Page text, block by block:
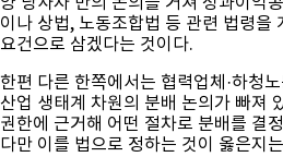
이나 상법, 노동조합법 등 관련 법령을
요건으로 삼겠다는 것이다.
한편 다른 한쪽에서는 협력업체·하청
산업 생태계 차원의 분배 논의가 빠져
권한에 근거해 어떤 절차로 분배를 결
다만 이를 법으로 정하는 것이 옳은지